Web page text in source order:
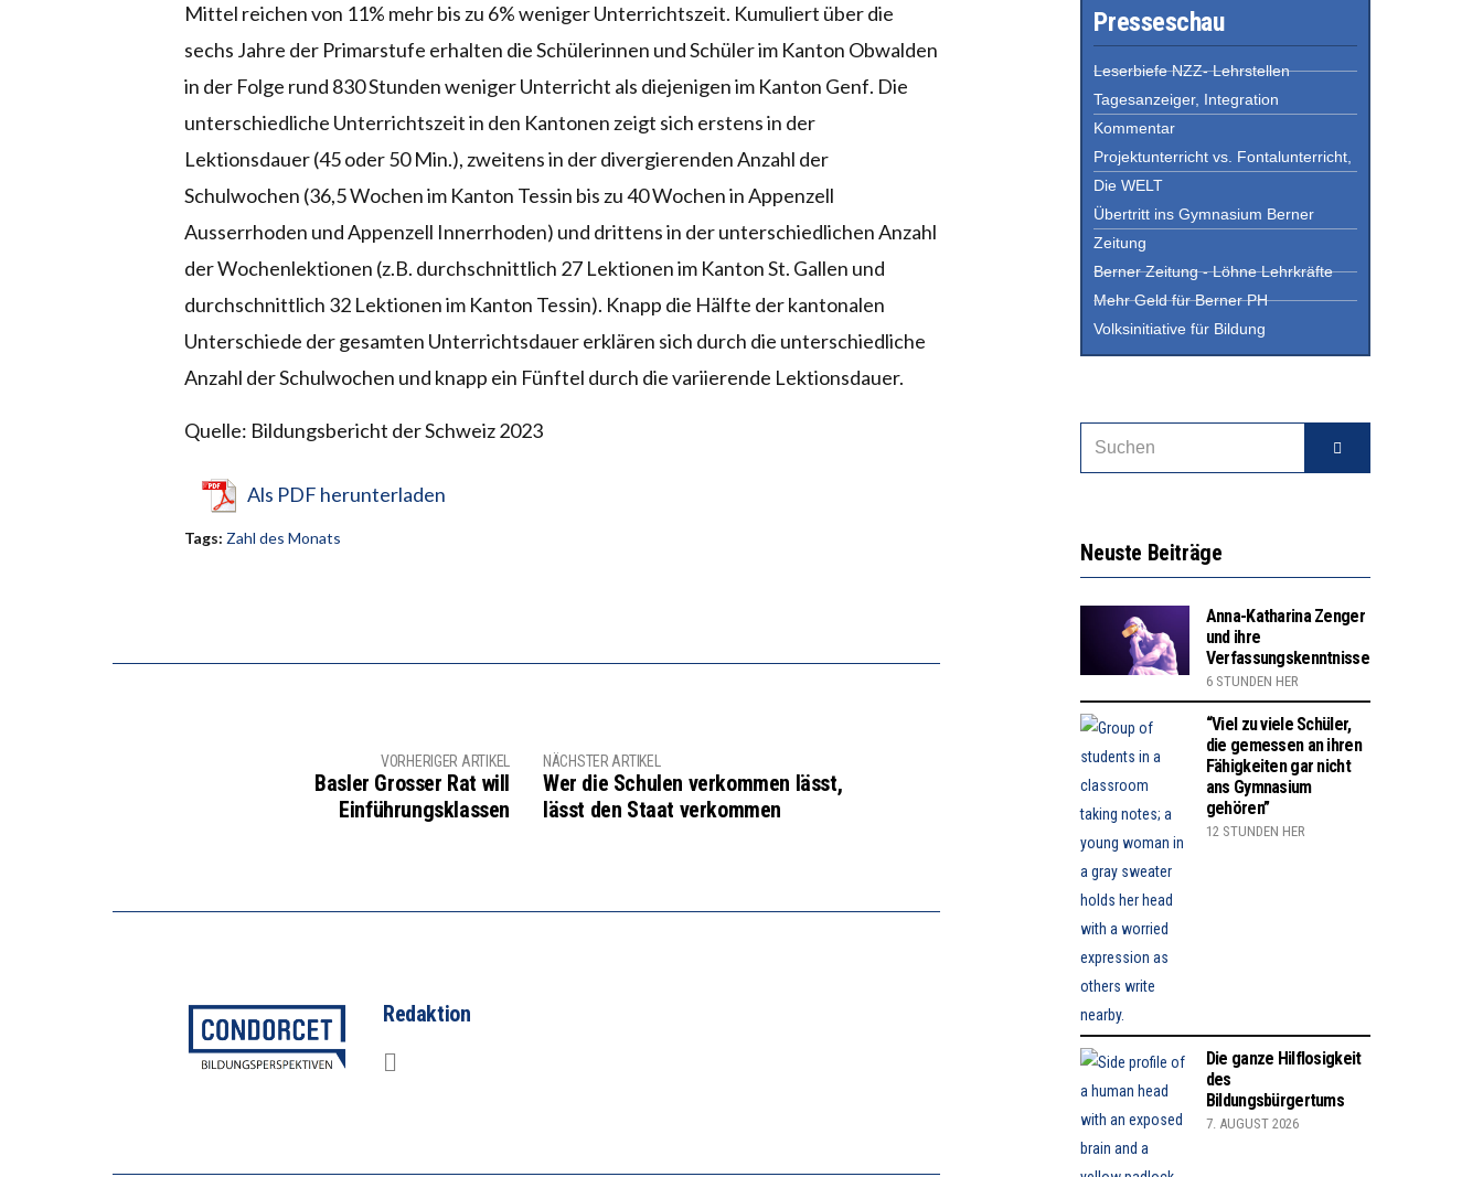
Mittel reichen von 11% mehr bis zu 6% weniger Unterrichtszeit. Kumuliert über die
sechs Jahre der Primarstufe erhalten die Schülerinnen und Schüler im Kanton Obwalden
in der Folge rund 830 Stunden weniger Unterricht als diejenigen im Kanton Genf. Die
unterschiedliche Unterrichtszeit in den Kantonen zeigt sich erstens in der
Lektionsdauer (45 oder 50 Min.), zweitensin der divergierenden Anzahl der
Schulwochen (36,5 Wochen im Kanton Tessin bis zu 40 Wochen in Appenzell
Ausserrhoden und Appenzell Innerrhoden) und drittens in der unterschiedlichen Anzahl
der Wochenlektionen (z.B. durchschnittlich 27 Lektionen im Kanton St. Gallen und
durchschnittlich 32 Lektionen im Kanton Tessin). Knapp die Hälfte derkantonalen
Unterschiede der gesamten Unterrichtsdauer erklären sich durch die unterschiedliche
Anzahl der Schulwochen und knapp ein Fünftel durch die variierende Lektionsdauer.
Quelle: Bildungsbericht der Schweiz 2023
Als PDF herunterladen
Tags: Zahl des Monats
VORHERIGER ARTIKEL
Basler Grosser Rat will
Einführungsklassen
NÄCHSTER ARTIKEL
Wer die Schulen verkommen lässt,
lässt den Staat verkommen
Redaktion
Presseschau
Leserbiefe NZZ- Lehrstellen
Tagesanzeiger, Integration
Kommentar
Projektunterricht vs. Fontalunterricht,
Die WELT
Übertritt ins Gymnasium Berner
Zeitung
Berner Zeitung - Löhne Lehrkräfte
Mehr Geld für Berner PH
Volksinitiative für Bildung
Neuste Beiträge
Anna-Katharina Zenger
und ihre
Verfassungskenntnisse
6 STUNDEN HER
“Viel zu viele Schüler,
die gemessen an ihren
Fähigkeiten gar nicht
ans Gymnasium
gehören”
12 STUNDEN HER
Die ganze Hilflosigkeit
des
Bildungsbürgertums
7. AUGUST 2026